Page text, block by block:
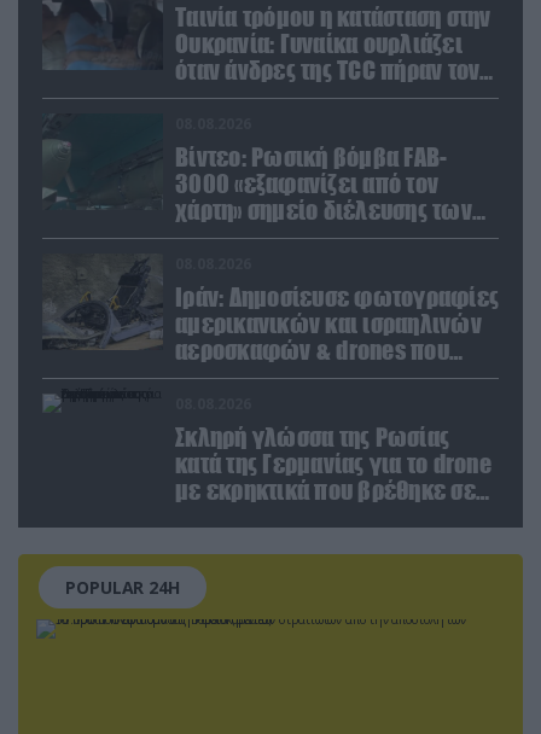
Ταινία τρόμου η κατάσταση στην
Ουκρανία: Γυναίκα ουρλιάζει
όταν άνδρες της TCC πήραν τον
σύντροφό της (βίντεο)
Βίντεο: Ρωσική βόμβα FAB-
3000 «εξαφανίζει από τον
χάρτη» σημείο διέλευσης των
ουκρανικών δυνάμεων στην
Ιράν: Δημοσίευσε φωτογραφίες
αμερικανικών και ισραηλινών
αεροσκαφών & drones που
καταρρίφθηκαν
Σκληρή γλώσσα της Ρωσίας
κατά της Γερμανίας για το drone
με εκρηκτικά που βρέθηκε σε
POPULAR 24H